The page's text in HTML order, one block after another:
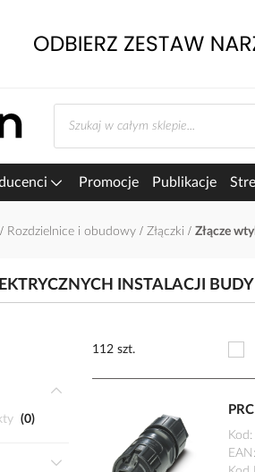
Promocje Publikacje
Rozdzielnice i obudowy Złączki Złącze
INSTALACJI
112 szt.
Kod
EAN
0